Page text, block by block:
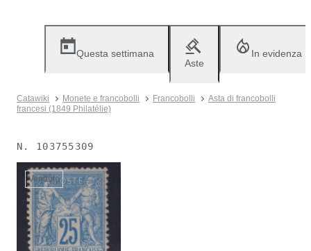
Questa settimana
Aste
In evidenza
Catawiki Monete e francobolli Francobolli
Asta di francobolli
francesi (1849 Philatélie)
N. 103755309
Venduto